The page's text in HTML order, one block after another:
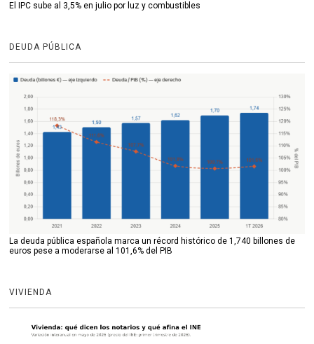
El IPC sube al 3,5% en julio por luz y combustibles
DEUDA PÚBLICA
La deuda pública española marca un récord histórico de 1,740 billones de
euros pese a moderarse al 101,6% del PIB
VIVIENDA